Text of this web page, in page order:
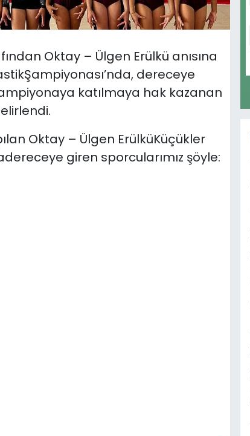
Oktay – Ülgen Erülkü anısına
dereceye
katılmaya hak kazanan
Oktay – Ülgen ErülküKüçükler
giren sporcularımız şöyle: